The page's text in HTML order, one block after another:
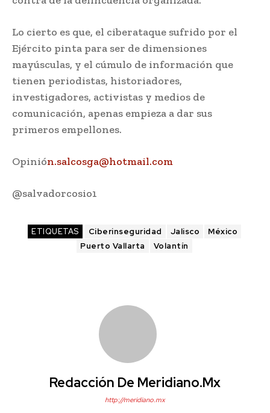
Lo cierto es que, el ciberataque sufrido por el
Ejército pinta para ser de dimensiones
mayúsculas, y el cúmulo de información que
tienen periodistas, historiadores,
investigadores, activistas y medios de
comunicación, apenas empieza a dar sus
primeros empellones.
Opinión.salcosga@hotmail.com
@salvadorcosio1
ETIQUETAS Ciberinseguridad Jalisco
México
Puerto Vallarta
Volantín
Redacción De Meridiano.mx
http://meridiano.mx